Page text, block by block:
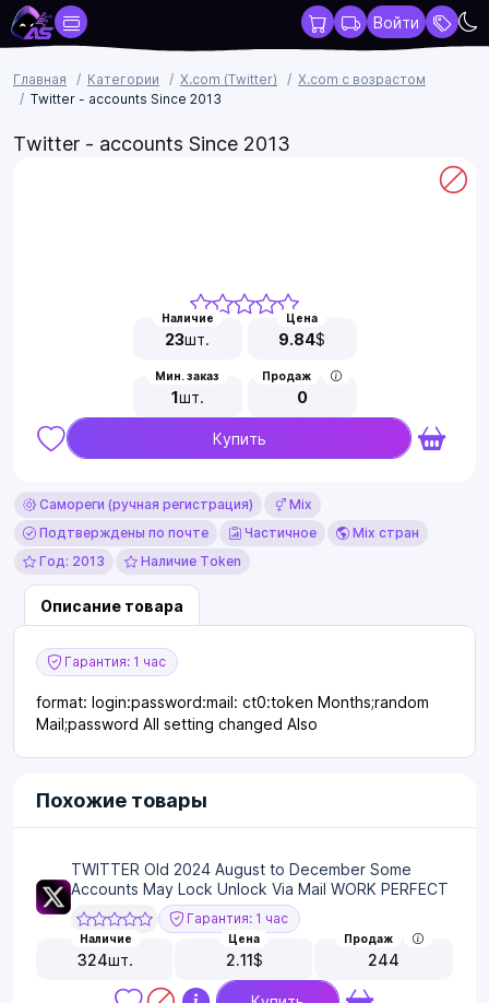
Войти
Главная Категории X.com (Twitter)
X.com с возрастом
Twitter - accounts Since 2013
Twitter - accounts Since 2013
Наличие
23шт.
Цена
9.84$
Мин. заказ
1шт.
Продаж
0
Купить
Самореги (ручная регистрация)
Mix
Подтверждены по почте
Частичное
Mix стран
Год: 2013
Наличие Token
Описание товара
Гарантия: 1 час
format: login:password:mail: ct0:token Months;random
Mail;password All setting changed Also
Похожие товары
TWITTER Old 2024 August to December Some
Accounts May Lock Unlock Via Mail WORK PERFECT
Гарантия: 1 час
Наличие
324шт.
Цена
2.11$
Продаж
244